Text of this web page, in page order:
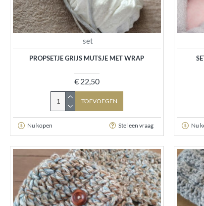
set
PROPSETJE GRIJS MUTSJE MET WRAP
€ 22,50
TOEVOEGEN
Nu kopen Stel een vraag Nu